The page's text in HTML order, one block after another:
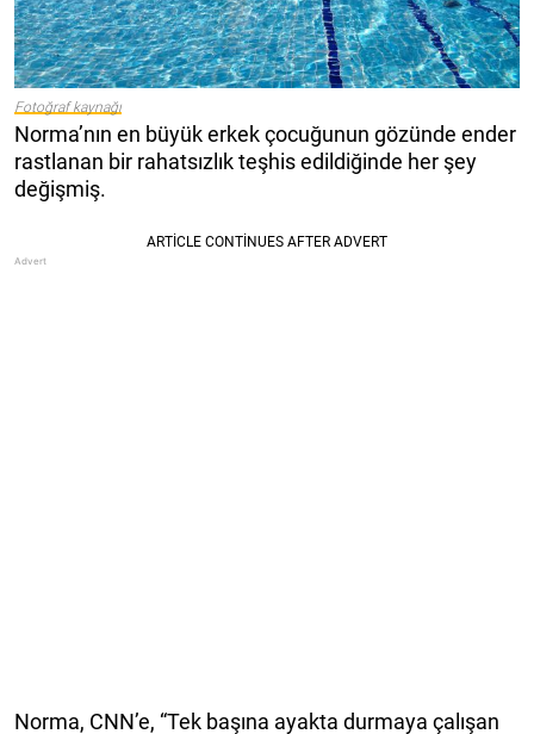
Fotoğraf kaynağı
Norma’nın en büyük erkek çocuğunun gözünde ender
rastlanan bir rahatsızlık teşhis edildiğinde her şey
değişmiş.
Norma, CNN’e, “Tek başına ayakta durmaya çalışan